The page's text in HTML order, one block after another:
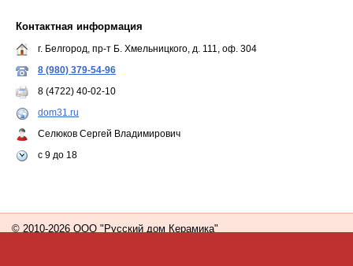
Контактная информация
г. Белгород, пр-т Б. Хмельницкого, д. 111, оф. 304
8 (980) 379-54-96
8 (4722) 40-02-10
dom31.ru
Селюков Сергей Владимирович
с 9 до 18
© 2010-2026 ООО "Русский дом Керамика"